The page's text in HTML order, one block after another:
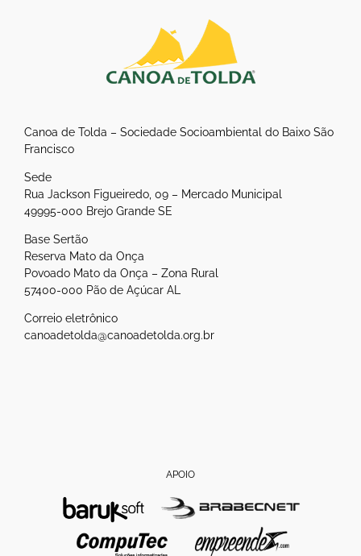
Canoa de Tolda – Sociedade Socioambiental do Baixo São
Francisco
Sede
Rua Jackson Figueiredo, 09 – Mercado Municipal
49995-000 Brejo Grande SE
Base Sertão
Reserva Mato da Onça
Povoado Mato da Onça – Zona Rural
57400-000 Pão de Açúcar AL
Correio eletrônico
canoadetolda@canoadetolda.org.br
APOIO